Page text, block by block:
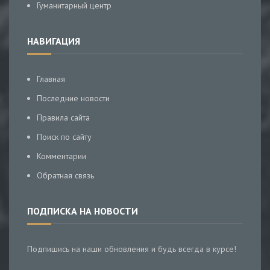
Гуманитарный центр
НАВИГАЦИЯ
Главная
Последние новости
Правила сайта
Поиск по сайту
Комментарии
Обратная связь
ПОДПИСКА НА НОВОСТИ
Подпишись на наши обновления и будь всегда в курсе!